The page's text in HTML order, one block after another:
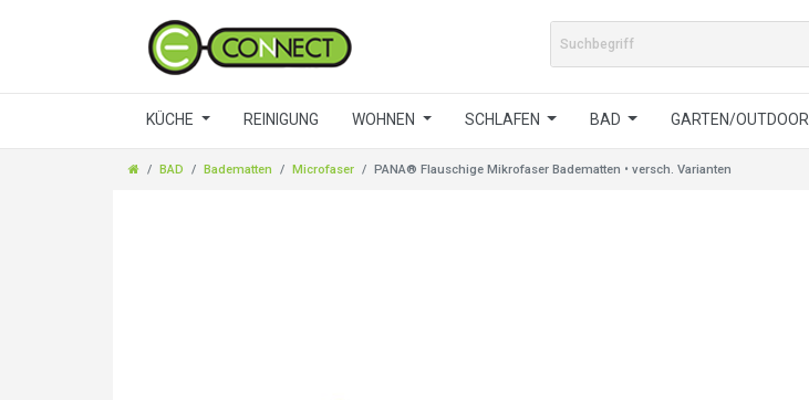
KÜCHE REINIGUNG WOHNEN SCHLAFEN BAD GARTEN/OUTDOOR
BAD Badematten Microfaser PANA® Flauschige Mikrofaser Badematten • versch. Varianten